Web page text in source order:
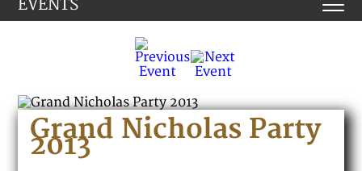
EVENTS
Grand Nicholas Party
2013